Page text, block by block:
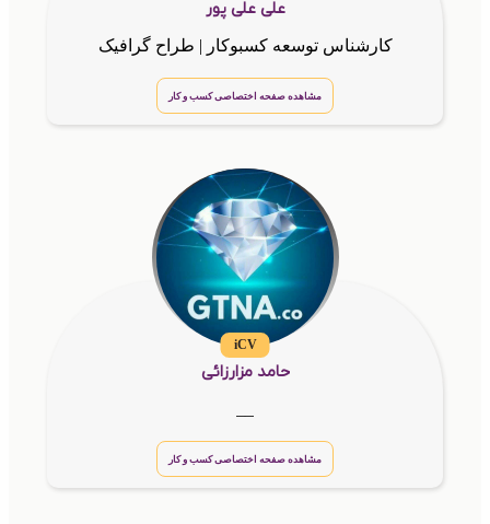
علی علی پور
کارشناس توسعه کسبوکار | طراح گرافیک
مشاهده صفحه اختصاصی کسب و کار
iCV
حامد مزارزائی
مشاهده صفحه اختصاصی کسب و کار